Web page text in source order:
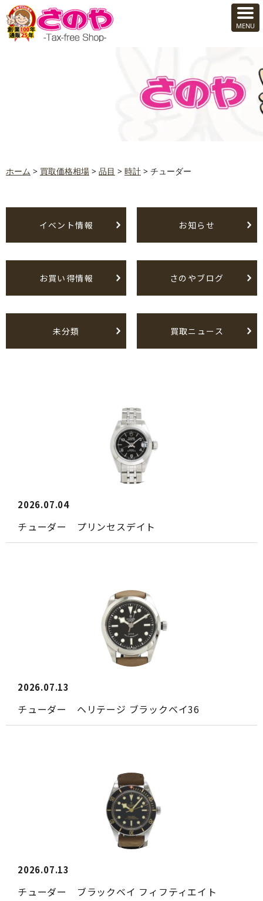
ホーム > 買取価格相場 > 品目 > 時計 > チューダー
イベント情報 お知らせ
お買い得情報 さのやブログ
未分類 買取ニュース
2026.07.04
チューダー プリンセスデイト
2026.07.13
チューダー ヘリテージ ブラックベイ36
2026.07.13
チューダー ブラックベイ フィフティエイト